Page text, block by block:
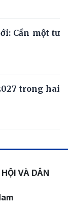
Cần một tư
trong hai
VÀ DÂN